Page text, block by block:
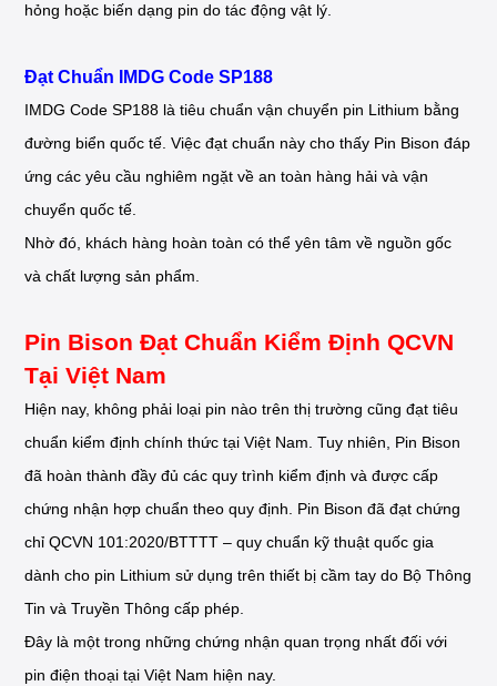
hỏng hoặc biến dạng pin do tác động vật lý.
Đạt Chuẩn IMDG Code SP188
IMDG Code SP188 là tiêu chuẩn vận chuyển pin Lithium bằng
đường biển quốc tế. Việc đạt chuẩn này cho thấy Pin Bison đáp
ứng các yêu cầu nghiêm ngặt về an toàn hàng hải và vận
chuyển quốc tế.
Nhờ đó, khách hàng hoàn toàn có thể yên tâm về nguồn gốc
và chất lượng sản phẩm.
Pin Bison Đạt Chuẩn Kiểm Định QCVN
Tại Việt Nam
Hiện nay, không phải loại pin nào trên thị trường cũng đạt tiêu
chuẩn kiểm định chính thức tại Việt Nam. Tuy nhiên, Pin Bison
đã hoàn thành đầy đủ các quy trình kiểm định và được cấp
chứng nhận hợp chuẩn theo quy định. Pin Bison đã đạt chứng
chỉ QCVN 101:2020/BTTTT – quy chuẩn kỹ thuật quốc gia
dành cho pin Lithium sử dụng trên thiết bị cầm tay do Bộ Thông
Tin và Truyền Thông cấp phép.
Đây là một trong những chứng nhận quan trọng nhất đối với
pin điện thoại tại Việt Nam hiện nay.